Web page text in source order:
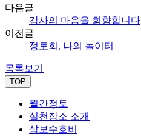
다음글
감사의 마음을 회향합니다
이전글
정토회, 나의 놀이터
목록보기
TOP
월간정토
실천장소 소개
삼보수호비